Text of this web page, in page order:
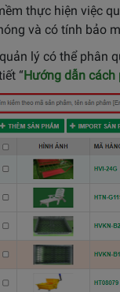
thực hiện việc
và có tính bảo
lý có thể phân
“Hướng dẫn cách